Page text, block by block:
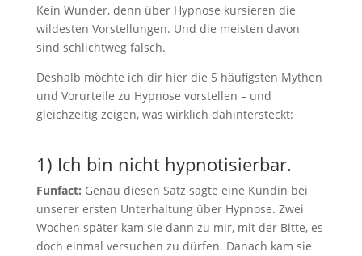
Kein Wunder, denn über Hypnose kursieren die
wildesten Vorstellungen. Und die meisten davon
sind schlichtweg falsch.
Deshalb möchte ich dir hier die 5 häufigsten Mythen
und Vorurteile zu Hypnose vorstellen – und
gleichzeitig zeigen, was wirklich dahintersteckt:
1) Ich bin nicht hypnotisierbar.
Funfact: Genau diesen Satz sagte eine Kundin bei
unserer ersten Unterhaltung über Hypnose. Zwei
Wochen später kam sie dann zu mir, mit der Bitte, es
doch einmal versuchen zu dürfen. Danach kam sie